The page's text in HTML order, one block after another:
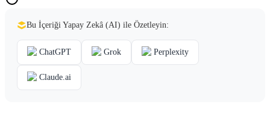
Bu İçeriği Yapay Zekâ (AI) ile Özetleyin:
ChatGPT Grok Perplexity
Claude.ai